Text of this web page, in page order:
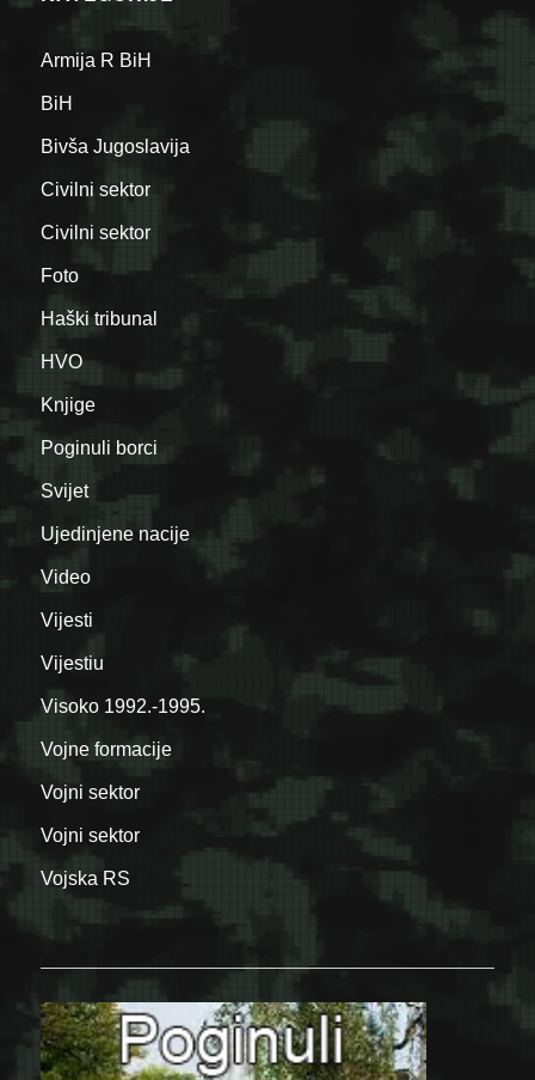
Armija R BiH
BiH
Bivša Jugoslavija
Civilni sektor
Civilni sektor
Foto
Haški tribunal
HVO
Knjige
Poginuli borci
Svijet
Ujedinjene nacije
Video
Vijesti
Vijestiu
Visoko 1992.-1995.
Vojne formacije
Vojni sektor
Vojni sektor
Vojska RS